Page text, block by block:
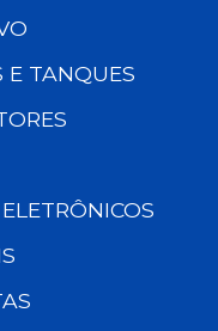
E TANQUES